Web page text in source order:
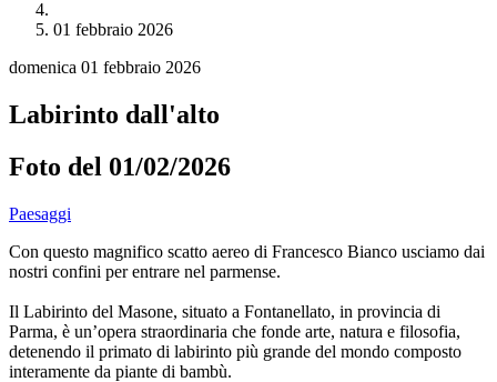
01 febbraio 2026
domenica 01 febbraio 2026
Labirinto dall'alto
Foto del 01/02/2026
Paesaggi
Con questo magnifico scatto aereo di Francesco Bianco usciamo dai
nostri confini per entrare nel parmense.
Il Labirinto del Masone, situato a Fontanellato, in provincia di
Parma, è un’opera straordinaria che fonde arte, natura e filosofia,
detenendo il primato di labirinto più grande del mondo composto
interamente da piante di bambù.